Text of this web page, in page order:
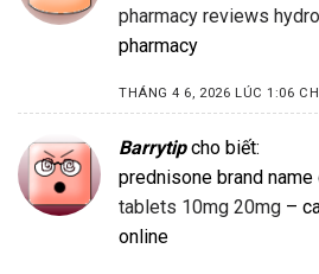
pharmacy reviews
pharmacy
THÁNG 4 6, 2026 LÚC 1:06
Barrytip cho biết:
prednisone brand name
tablets 10mg 20mg –
online